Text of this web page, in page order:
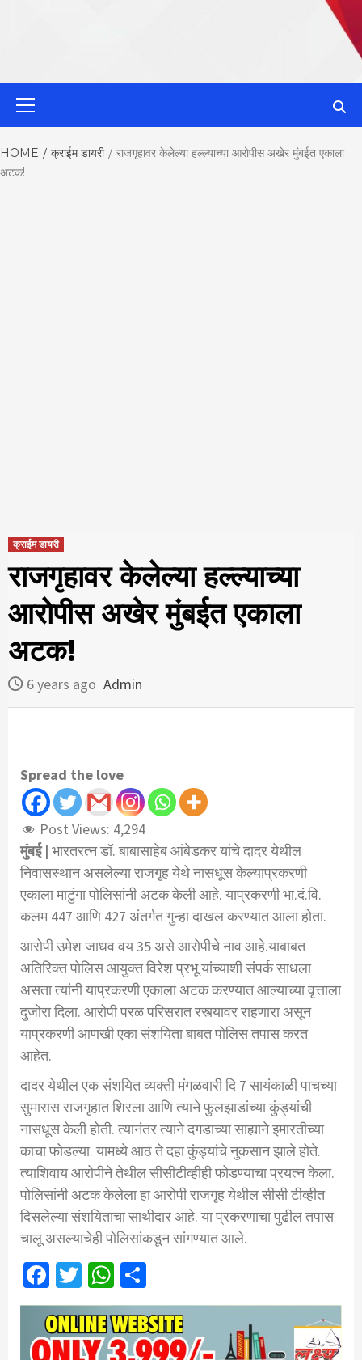
Best News
HOME क्राईम डायरी
राजगृहावर केलेल्या हल्ल्याच्या आरोपीस अखेर मुंबईत एकाला
अटक!
क्राईम डायरी
राजगृहावर केलेल्या हल्ल्याच्या
आरोपीस अखेर मुंबईत एकाला
अटक!
6 years ago Admin
Spread the love
Post Views: 4,294
मुंबई | भारतरत्न डॉ. बाबासाहेब आंबेडकर यांचे दादर येथील
निवासस्थान असलेल्या राजगृह येथे नासधूस केल्याप्रकरणी
एकाला माटुंगा पोलिसांनी अटक केली आहे. याप्रकरणी भा.दं.वि.
कलम 447 आणि 427 अंतर्गत गुन्हा दाखल करण्यात आला होता.
आरोपी उमेश जाधव वय 35 असे आरोपीचे नाव आहे.याबाबत
अतिरिक्त पोलिस आयुक्त विरेश प्रभू यांच्याशी संपर्क साधला
असता त्यांनी याप्रकरणी एकाला अटक करण्यात आल्याच्या वृत्ताला
दुजोरा दिला. आरोपी परळ परिसरात रस्त्यावर राहणारा असून
याप्रकरणी आणखी एका संशयिता बाबत पोलिस तपास करत
आहेत.
दादर येथील एक संशयित व्यक्ती मंगळवारी दि 7 सायंकाळी पाचच्या
सुमारास राजगृहात शिरला आणि त्याने फुलझाडांच्या कुंड्यांची
नासधूस केली होती. त्यानंतर त्याने दगडाच्या साह्याने इमारतीच्या
काचा फोडल्या. यामध्ये आठ ते दहा कुंड्यांचे नुकसान झाले होते.
त्याशिवाय आरोपीने तेथील सीसीटीव्हीही फोडण्याचा प्रयत्न केला.
पोलिसांनी अटक केलेला हा आरोपी राजगृह येथील सीसी टीव्हीत
दिसलेल्या संशयिताचा साथीदार आहे. या प्रकरणाचा पुढील तपास
चालू असल्याचेही पोलिसांकडून सांगण्यात आले.
Facebook
TwitterWhatsApp